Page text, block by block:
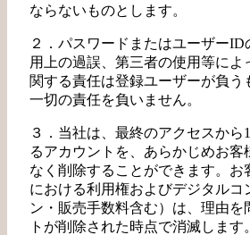
ならないものとします。
２．パスワードまたはユーザーID
用上の過誤、第三者の使用等によ
関する責任は登録ユーザーが負う
一切の責任を負いません。
３．当社は、最終のアクセスから
るアカウントを、あらかじめお客
なく削除することができます。お
における利用権およびデジタルコ
ン・販売手数料含む）は、理由を
トが削除された時点で消滅します。